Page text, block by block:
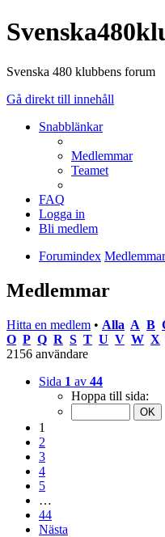
Svenska 480 klubbens forum
Gå direkt till innehåll
Snabblänkar
Medlemmar
Teamet
FAQ
Logga in
Bli medlem
Forumindex Medlemmar
Medlemmar
Hitta en medlem • Alla A B
O P Q R S T U V W X
2156 användare
Sida 1 av 44
Hoppa till sida:
1
2
3
4
5
…
44
Nästa